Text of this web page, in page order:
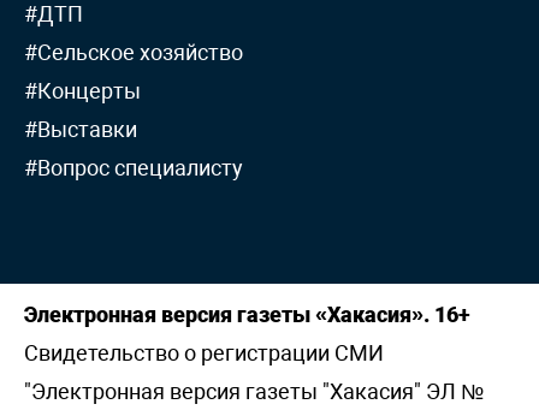
#ДТП
#Сельское хозяйство
#Концерты
#Выставки
#Вопрос специалисту
Электронная версия газеты «Хакасия». 16+
Свидетельство о регистрации СМИ
"Электронная версия газеты "Хакасия" ЭЛ №